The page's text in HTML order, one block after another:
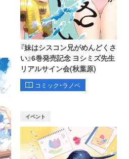
『妹はシスコン兄がめんどくさ
い』6巻発売記念 ヨシミズ先生
リアルサイン会(秋葉原)
コミック・ラノベ
イベント